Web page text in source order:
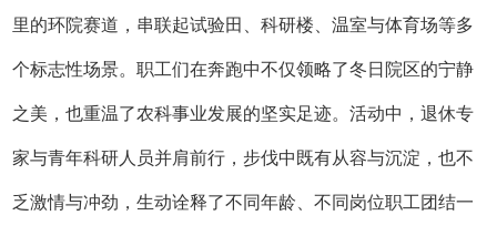
里的环院赛道，串联起试验田、科研楼、温室与体育场等多
个标志性场景。职工们在奔跑中不仅领略了冬日院区的宁静
之美，也重温了农科事业发展的坚实足迹。活动中，退休专
家与青年科研人员并肩前行，步伐中既有从容与沉淀，也不
乏激情与冲劲，生动诠释了不同年龄、不同岗位职工团结一